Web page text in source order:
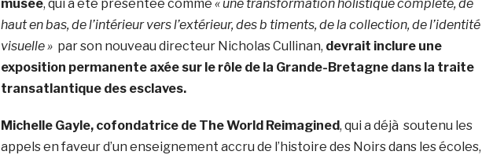
musée, qui a été présentée comme «une transformation holistique complète, de
haut en bas, de l’intérieur vers l’extérieur, des b timents, de la collection, de l’identité
visuelle »par son nouveau directeur Nicholas Cullinan, devrait inclure une
exposition permanente axée sur le rôle de la Grande-Bretagne dans la traite
transatlantique des esclaves.
Michelle Gayle, cofondatrice de The World Reimagined, qui a déjà soutenu les
appels en faveur d’un enseignement accru de l’histoire des Noirs dans les écoles,